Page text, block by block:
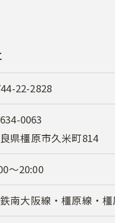
22-2828
0063
県橿原市久米町814
～20:00
南大阪線・橿原線・